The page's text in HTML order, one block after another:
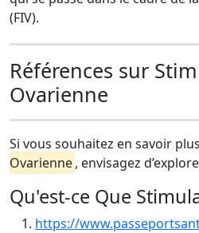
(FIV).
Références sur
Ovarienne
Si vous souhaitez en savoir
Ovarienne, envisagez
Qu'est-ce Que
https://